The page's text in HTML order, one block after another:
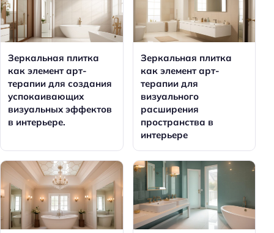
Зеркальная плитка
как элемент арт-
терапии для создания
успокаивающих
визуальных эффектов
в интерьере.
Зеркальная плитка
как элемент арт-
терапии для
визуального
расширения
пространства в
интерьере